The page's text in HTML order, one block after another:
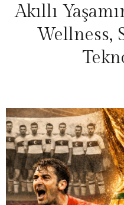
Akıllı
Wellness,